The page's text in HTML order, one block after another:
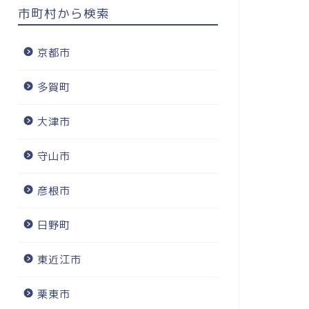
市町村から検索
京都市
多賀町
大津市
守山市
彦根市
日野町
東近江市
栗東市